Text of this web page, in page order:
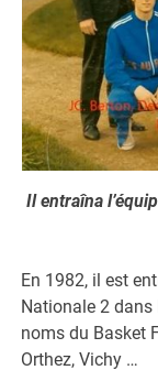
Il entraîna
En 1982, il est
Nationale 2
noms du Basket
Orthez, Vichy …